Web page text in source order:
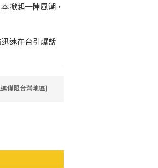
掀起一陣風潮，
速在台引爆話
僅限台灣地區)